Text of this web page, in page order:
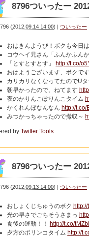
8796ついったー
(2012.09.14 14:00) | ついったー
おはきんようび！ボクも今日
コウヘイ兄さん「ふんかふんか
「とすとすとす」 http://t.co/
おはようございます、ボクです
カリカリなくなってたのでU
朝早かったので、ねてます
夜のかりんこぽりんこタイム
かくれんぼなんなん http://t.co/
みつかっちゃったので撤収～
by Twitter Tools
8796ついったー
(2012.09.13 14:00) | ついったー
おしょくじちゅうのボク
光の早さでごちそうさまっ
食後の運動！！ http://t.co/
夕方のポリンコタイム http://